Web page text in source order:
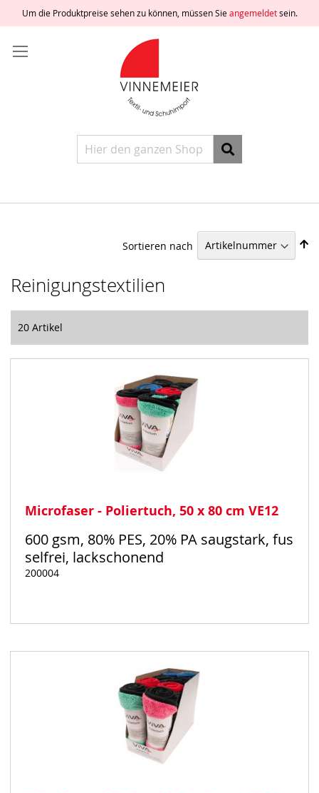
Um die Produktpreise sehen zu können, müssen Sieangemeldetsein.
zum
Inhalt
Suche
freischalten
erstellen
Reinigungstextilien
20 Artikel
Sortieren nach
In
Microfaser - Poliertuch, 50 x 80 cm VE12
600 gsm, 80% PES, 20% PA saugstark, fus
selfrei, lackschonend
200004
Auf